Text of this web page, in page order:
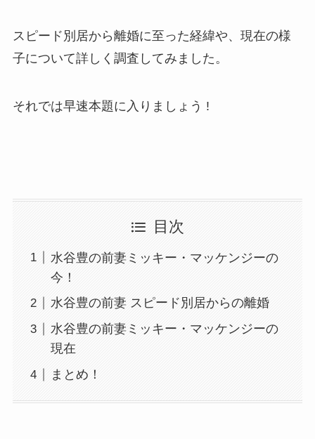
スピード別居から離婚に至った経緯や、現在の様
子について詳しく調査してみました。
それでは早速本題に入りましょう !
目次
水谷豊の前妻ミッキー・マッケンジーの
今！
水谷豊の前妻 スピード別居からの離婚
水谷豊の前妻ミッキー・マッケンジーの
現在
まとめ！